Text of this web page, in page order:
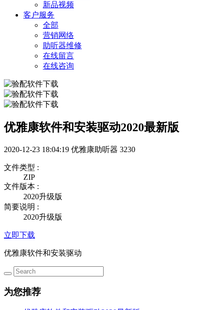
新品视频
客户服务
全部
营销网络
助听器维修
在线留言
在线咨询
优雅康软件和安装驱动2020最新版
2020-12-23 18:04:19 优雅康助听器 3230
文件类型 :
ZIP
文件版本 :
2020升级版
简要说明 :
2020升级版
立即下载
优雅康软件和安装驱动
为您推荐